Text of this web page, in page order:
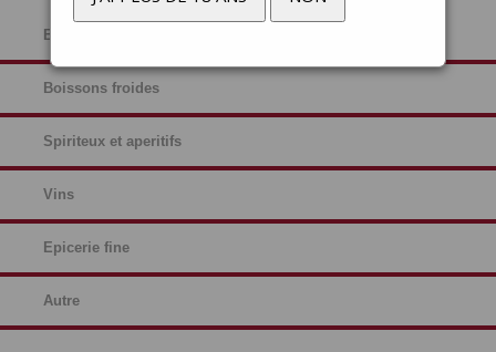
Bières
Boissons froides
Spiriteux et aperitifs
Vins
Epicerie fine
Autre